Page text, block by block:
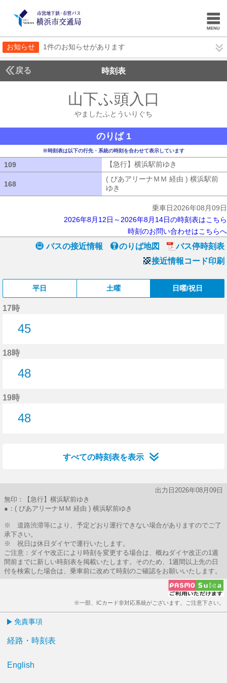
お知らせ 1件のお知らせがあります
戻る 時刻表
山下ふ頭入口
やましたふとういりぐち
のりば 1
※時刻表は以下の行先・系統の時刻を合わせて表示しています
109 【急行】横浜駅前ゆき
168
( ぴあアリーナＭＭ 経由 ) 横浜駅前
ゆき
乗車日2026年08月09日
2026年8月12日～2026年8月14日の時刻表はこちら
時刻のお問い合わせはこちらへ
バスの接近情報 のりば地図
バス停時刻表
接近情報コード印刷
平日 土曜 日曜/祝日
17時
45
18時
48
19時
48
すべての時刻表を表示
出力日2026年08月09日
無印：【急行】横浜駅前ゆき
●：( ぴあアリーナＭＭ 経由 ) 横浜駅前ゆき
※ 道路渋滞等により、予定どおり運行できない場合がありますのでご了
承下さい。
※ 祝日は休日ダイヤで運行いたします。
ご注意：ダイヤ改正により時刻を変更する場合は、概ねダイヤ改正の1週
間前までに新しい時刻表を掲載いたします。そのため、1週間以上先の日
付を検索した場合は、乗車前に改めて時刻のご確認をお願いいたします。
※一部、ICカード非対応系統がございます。ご注意下さい。
免責事項
経路・時刻表
English